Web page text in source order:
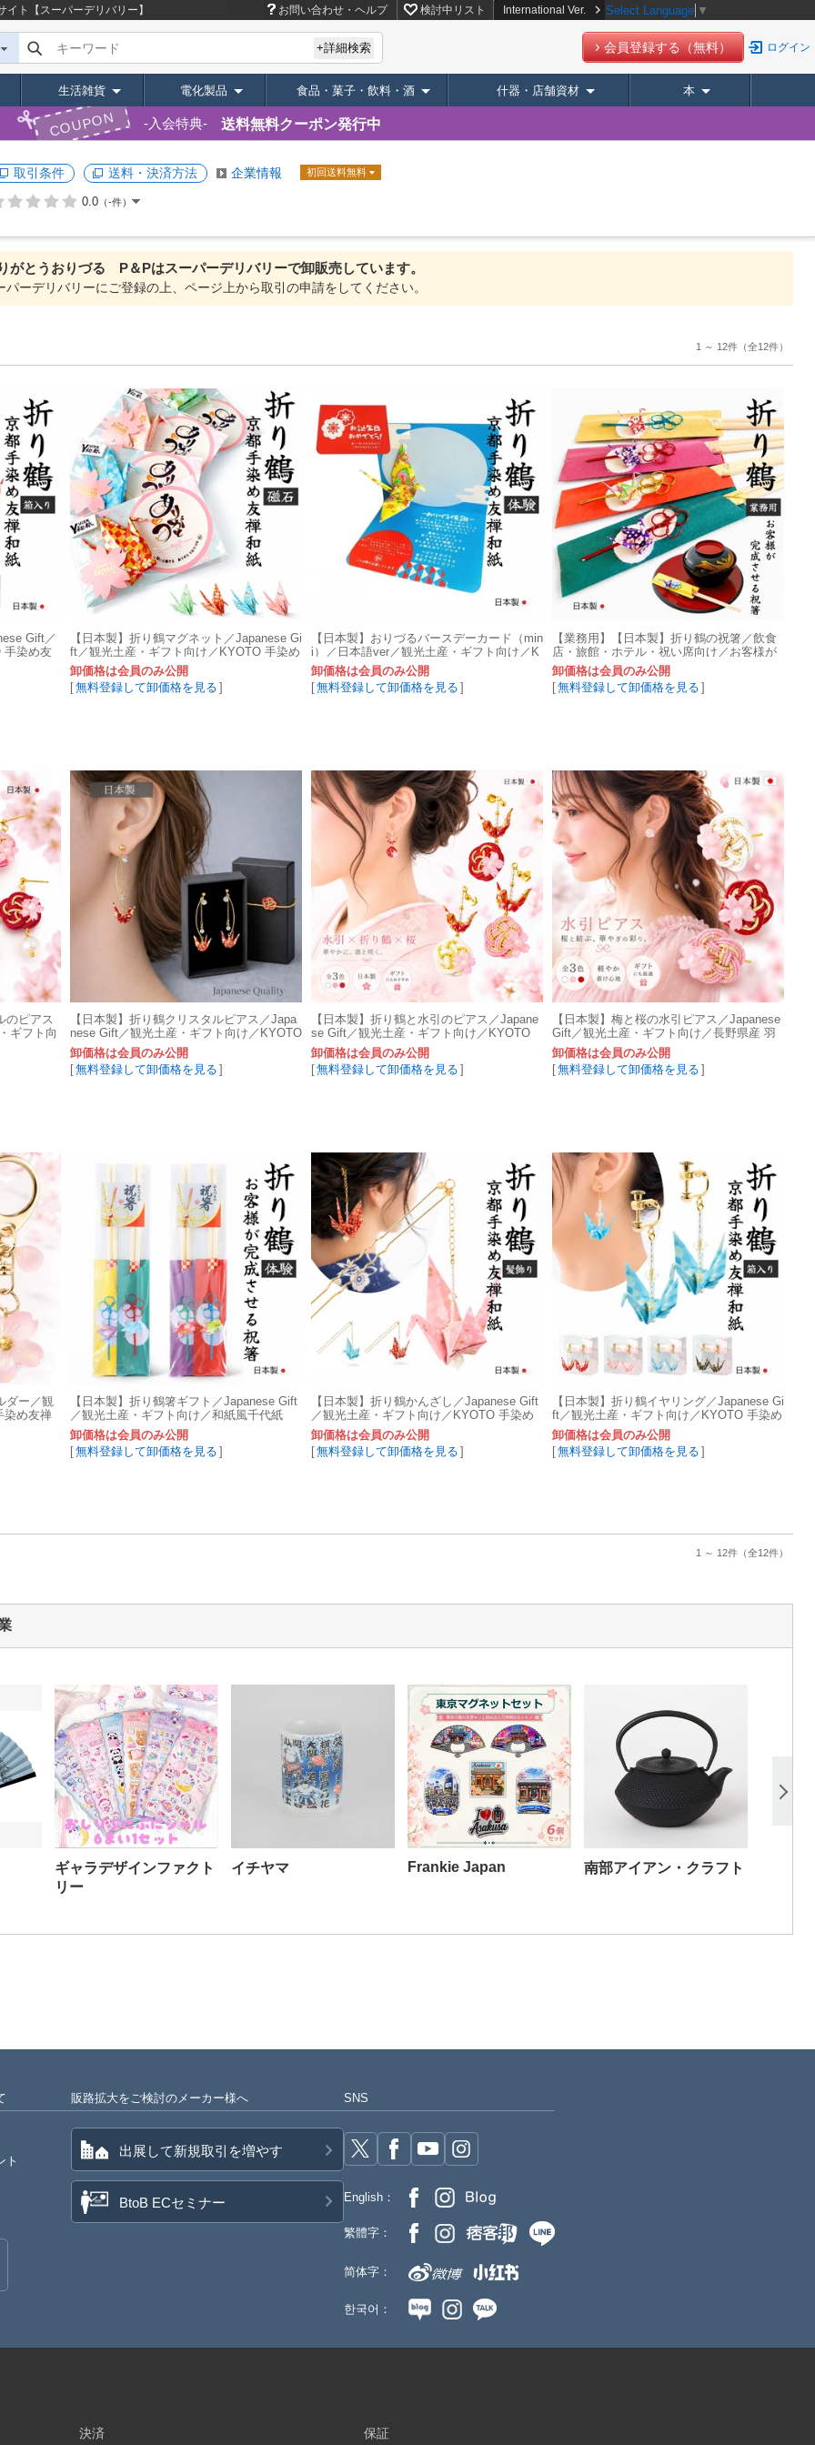
ト【スーパーデリバリー】 お問い合わせ・ヘルプ 検討中リスト International Ver. Select Language ▼
キーワード +詳細検索 会員登録する（無料） ログイン
生活雑貨 電化製品 食品・菓子・飲料・酒 什器・店舗資材 本
COUPON 入会特典 送料無料クーポン発行中
取引条件 送料・決済方法 企業情報 初回送料無料
0.0（-件）
がとうおりづる P＆Pはスーパーデリバリーで卸販売しています。
パーデリバリーにご登録の上、ページ上から取引の申請をしてください。
1 ～ 12件 （全12件）
Gift／
手染め友
【日本製】折り鶴マグネット／Japanese Gi
ft／観光土産・ギフト向け／KYOTO 手染め
友禅和紙
卸価格は会員のみ公開
[無料登録して卸価格を見る ]
【日本製】おりづるバースデーカード（min
i）／日本語ver／観光土産・ギフト向け／K
YOTO 手染め友禅和紙
卸価格は会員のみ公開
[無料登録して卸価格を見る ]
【業務用】【日本製】折り鶴の祝箸／飲食
店・旅館・ホテル・祝い席向け／お客様が
完成させる祝箸
卸価格は会員のみ公開
[無料登録して卸価格を見る ]
のピアス
ギフト向
【日本製】折り鶴クリスタルピアス／Japa
nese Gift／観光土産・ギフト向け／KYOTO
手染め友禅和紙
卸価格は会員のみ公開
[無料登録して卸価格を見る ]
【日本製】折り鶴と水引のピアス／Japane
se Gift／観光土産・ギフト向け／KYOTO
手染め友禅和紙
卸価格は会員のみ公開
[無料登録して卸価格を見る ]
【日本製】梅と桜の水引ピアス／Japanese
Gift／観光土産・ギフト向け／長野県産 羽
衣水引
卸価格は会員のみ公開
[無料登録して卸価格を見る ]
ダー／観
染め友禅
【日本製】折り鶴箸ギフト／Japanese Gift
／観光土産・ギフト向け／和紙風千代紙
卸価格は会員のみ公開
[無料登録して卸価格を見る ]
【日本製】折り鶴かんざし／Japanese Gift
／観光土産・ギフト向け／KYOTO 手染め
友禅和紙
卸価格は会員のみ公開
[無料登録して卸価格を見る ]
【日本製】折り鶴イヤリング／Japanese Gi
ft／観光土産・ギフト向け／KYOTO 手染め
友禅和紙
卸価格は会員のみ公開
[無料登録して卸価格を見る ]
1 ～ 12件 （全12件）
ギャラデザインファクト
リー
イチヤマ Frankie Japan 南部アイアン・クラフト
ト
販路拡大をご検討のメーカー様へ
出展して新規取引を増やす
BtoB ECセミナー
SNS
English：
繁體字：
简体字：
한국어：
決済 保証